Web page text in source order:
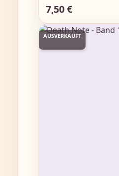
Regulärer Preis:
7,50 €
AUSVERKAUFT